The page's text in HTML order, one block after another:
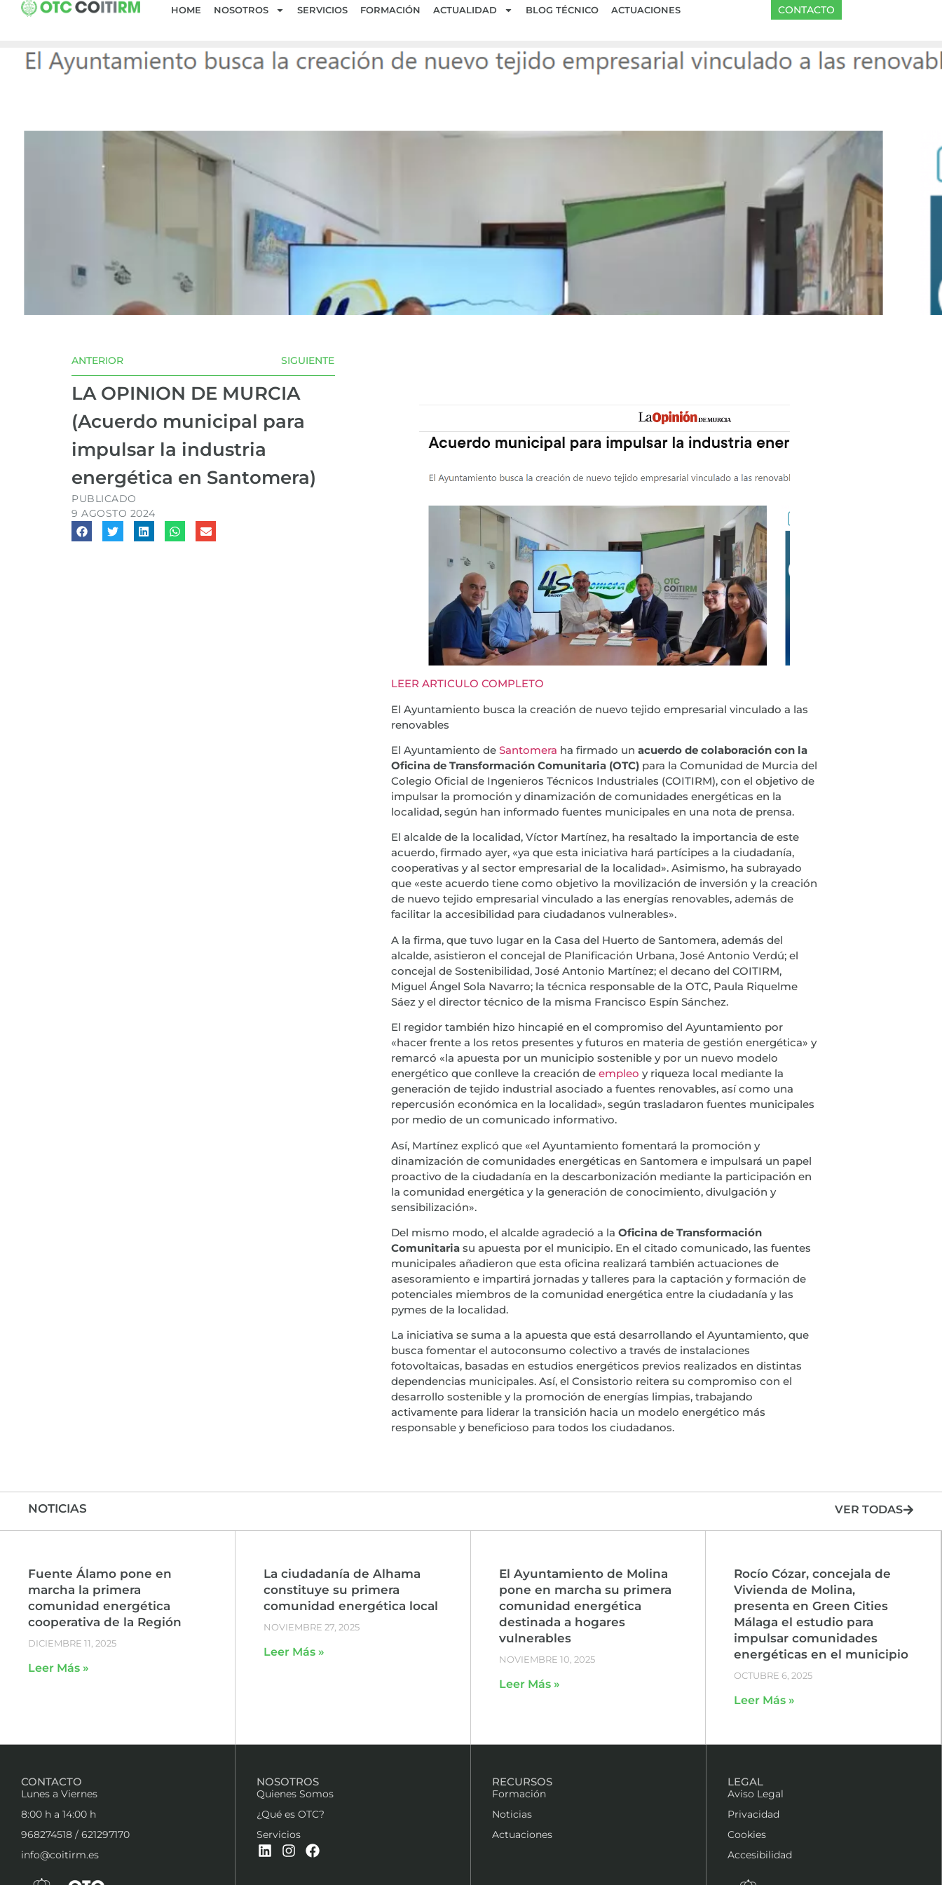
HOME NOSOTROS SERVICIOS FORMACIÓN ACTUALIDAD BLOG TÉCNICO ACTUACIONES CONTACTO
ANTERIOR SIGUIENTE
LA OPINION DE MURCIA
(Acuerdo municipal para
impulsar la industria
energética en Santomera)
PUBLICADO
9 AGOSTO 2024
LEER ARTICULO COMPLETO
El Ayuntamiento busca la creación de nuevo tejido empresarial vinculado a las
renovables
El Ayuntamiento de Santomera ha firmado un acuerdo de colaboración con la
Oficina de Transformación Comunitaria (OTC) para la Comunidad de Murcia del
Colegio Oficial de Ingenieros Técnicos Industriales (COITIRM), con el objetivo de
impulsar la promoción y dinamización de comunidades energéticas en la
localidad, según han informado fuentes municipales en una nota de prensa.
El alcalde de la localidad, Víctor Martínez, ha resaltado la importancia de este
acuerdo, firmado ayer, «ya que esta iniciativa hará partícipes a la ciudadanía,
cooperativas y al sector empresarial de la localidad». Asimismo, ha subrayado
que «este acuerdo tiene como objetivo la movilización de inversión y la creación
de nuevo tejido empresarial vinculado a las energías renovables, además de
facilitar la accesibilidad para ciudadanos vulnerables».
A la firma, que tuvo lugar en la Casa del Huerto de Santomera, además del
alcalde, asistieron el concejal de Planificación Urbana, José Antonio Verdú; el
concejal de Sostenibilidad, José Antonio Martínez; el decano del COITIRM,
Miguel Ángel Sola Navarro; la técnica responsable de la OTC, Paula Riquelme
Sáez y el director técnico de la misma Francisco Espín Sánchez.
El regidor también hizo hincapié en el compromiso del Ayuntamiento por
«hacer frente a los retos presentes y futuros en materia de gestión energética» y
remarcó «la apuesta por un municipio sostenible y por un nuevo modelo
energético que conlleve la creación de empleo y riqueza local mediante la
generación de tejido industrial asociado a fuentes renovables, así como una
repercusión económica en la localidad», según trasladaron fuentes municipales
por medio de un comunicado informativo.
Así, Martínez explicó que «el Ayuntamiento fomentará la promoción y
dinamización de comunidades energéticas en Santomera e impulsará un papel
proactivo de la ciudadanía en la descarbonización mediante la participación en
la comunidad energética y la generación de conocimiento, divulgación y
sensibilización».
Del mismo modo, el alcalde agradeció a la Oficina de Transformación
Comunitaria su apuesta por el municipio. En el citado comunicado, las fuentes
municipales añadieron que esta oficina realizará también actuaciones de
asesoramiento e impartirá jornadas y talleres para la captación y formación de
potenciales miembros de la comunidad energética entre la ciudadanía y las
pymes de la localidad.
La iniciativa se suma a la apuesta que está desarrollando el Ayuntamiento, que
busca fomentar el autoconsumo colectivo a través de instalaciones
fotovoltaicas, basadas en estudios energéticos previos realizados en distintas
dependencias municipales. Así, el Consistorio reitera su compromiso con el
desarrollo sostenible y la promoción de energías limpias, trabajando
activamente para liderar la transición hacia un modelo energético más
responsable y beneficioso para todos los ciudadanos.
NOTICIAS VER TODAS
Fuente Álamo pone en
marcha la primera
comunidad energética
cooperativa de la Región
DICIEMBRE 11, 2025
Leer Más »
La ciudadanía de Alhama
constituye su primera
comunidad energética local
NOVIEMBRE 27, 2025
Leer Más »
El Ayuntamiento de Molina
pone en marcha su primera
comunidad energética
destinada a hogares
vulnerables
NOVIEMBRE 10, 2025
Leer Más »
Rocío Cózar, concejala de
Vivienda de Molina,
presenta en Green Cities
Málaga el estudio para
impulsar comunidades
energéticas en el municipio
OCTUBRE 6, 2025
Leer Más »
CONTACTO
Lunes a Viernes
8:00 h a 14:00 h
968274518 / 621297170
info@coitirm.es
NOSOTROS
Quienes Somos
¿Qué es OTC?
Servicios
RECURSOS
Formación
Noticias
Actuaciones
LEGAL
Aviso Legal
Privacidad
Cookies
Accesibilidad